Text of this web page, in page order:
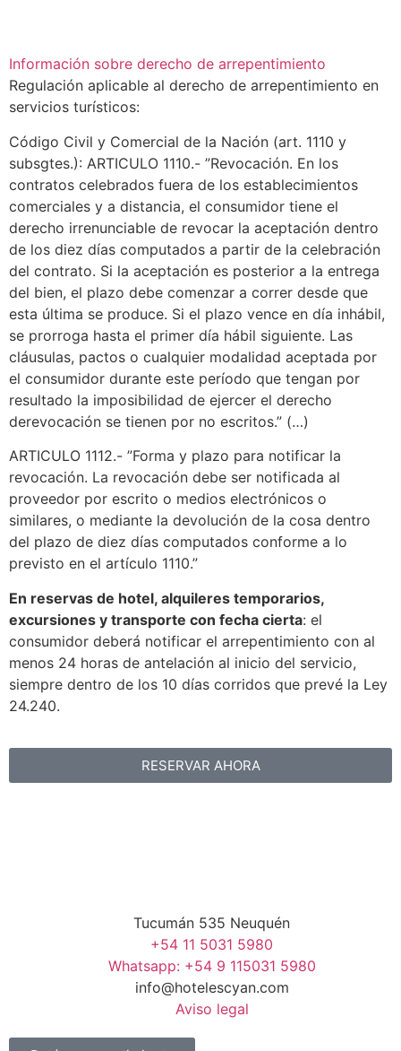
Información sobre derecho de arrepentimiento
Regulación aplicable al derecho de arrepentimiento en
servicios turísticos:
Código Civil y Comercial de la Nación (art. 1110 y
subsgtes.): ARTICULO 1110.- ”Revocación. En los
contratos celebrados fuera de los establecimientos
comerciales y a distancia, el consumidor tiene el
derecho irrenunciable de revocar la aceptación dentro
de los diez días computados a partir de la celebración
del contrato. Si la aceptación es posterior a la entrega
del bien, el plazo debe comenzar a correr desde que
esta última se produce. Si el plazo vence en día inhábil,
se prorroga hasta el primer día hábil siguiente. Las
cláusulas, pactos o cualquier modalidad aceptada por
el consumidor durante este período que tengan por
resultado la imposibilidad de ejercer el derecho
derevocación se tienen por no escritos.” (…)
ARTICULO 1112.- ”Forma y plazo para notificar la
revocación. La revocación debe ser notificada al
proveedor por escrito o medios electrónicos o
similares, o mediante la devolución de la cosa dentro
del plazo de diez días computados conforme a lo
previsto en el artículo 1110.”
En reservas de hotel, alquileres temporarios,
excursiones y transporte con fecha cierta: el
consumidor deberá notificar el arrepentimiento con al
menos 24 horas de antelación al inicio del servicio,
siempre dentro de los 10 días corridos que prevé la Ley
24.240.
RESERVAR AHORA
Tucumán 535 Neuquén
+54 11 5031 5980
Whatsapp: +54 9 115031 5980
info@hotelescyan.com
Aviso legal